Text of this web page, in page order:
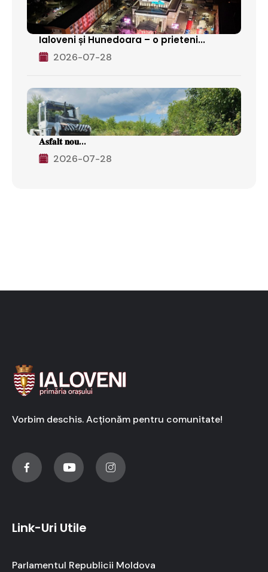
Ialoveni și Hunedoara – o prieteni...
2026-07-28
𝐀𝐬𝐟𝐚𝐥𝐭 𝐧𝐨𝐮...
2026-07-28
Vorbim deschis. Acționăm pentru comunitate!
Link-Uri Utile
Parlamentul Republicii Moldova